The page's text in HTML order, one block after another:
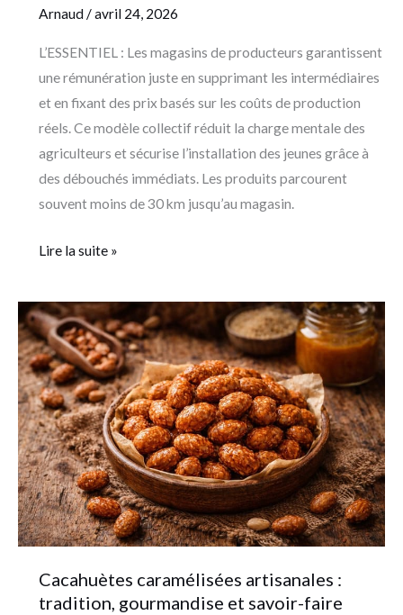
Arnaud/avril 24, 2026
L’ESSENTIEL : Les magasins de producteurs garantissent
une rémunération juste en supprimant les intermédiaires
et en fixant des prix basés sur les coûts de production
réels. Ce modèle collectif réduit la charge mentale des
agriculteurs et sécurise l’installation des jeunes grâce à
des débouchés immédiats. Les produits parcourent
souvent moins de 30 km jusqu’au magasin.
Lire la suite »
Cacahuètes caramélisées artisanales :
tradition, gourmandise et savoir-faire
Cacahuètes
caramélisées
artisanales
:
tradition,
gourmandise
et
savoir-
faire